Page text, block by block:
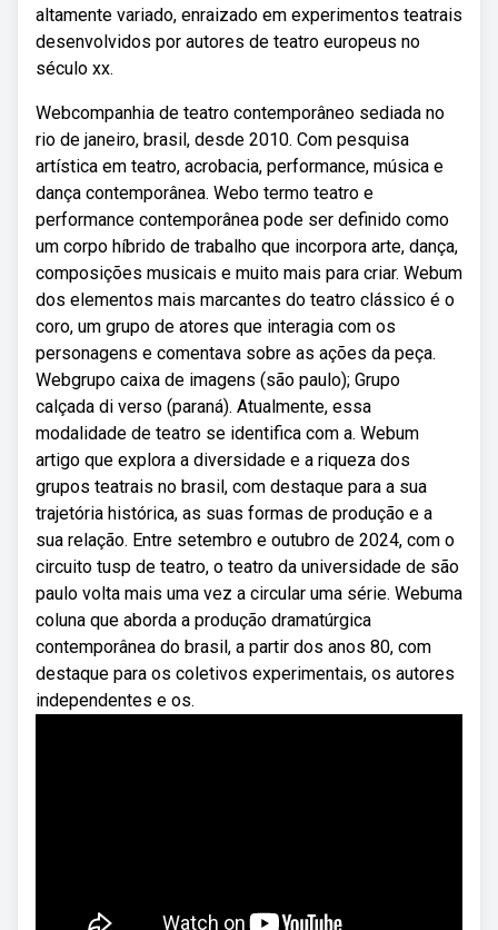
altamente variado, enraizado em experimentos teatrais
desenvolvidos por autores de teatro europeus no
século xx.
Webcompanhia de teatro contemporâneo sediada no
rio de janeiro, brasil, desde 2010. Com pesquisa
artística em teatro, acrobacia, performance, música e
dança contemporânea. Webo termo teatro e
performance contemporânea pode ser definido como
um corpo híbrido de trabalho que incorpora arte, dança,
composições musicais e muito mais para criar. Webum
dos elementos mais marcantes do teatro clássico é o
coro, um grupo de atores que interagia com os
personagens e comentava sobre as ações da peça.
Webgrupo caixa de imagens (são paulo); Grupo
calçada di verso (paraná). Atualmente, essa
modalidade de teatro se identifica com a. Webum
artigo que explora a diversidade e a riqueza dos
grupos teatrais no brasil, com destaque para a sua
trajetória histórica, as suas formas de produção e a
sua relação. Entre setembro e outubro de 2024, com o
circuito tusp de teatro, o teatro da universidade de são
paulo volta mais uma vez a circular uma série. Webuma
coluna que aborda a produção dramatúrgica
contemporânea do brasil, a partir dos anos 80, com
destaque para os coletivos experimentais, os autores
independentes e os.